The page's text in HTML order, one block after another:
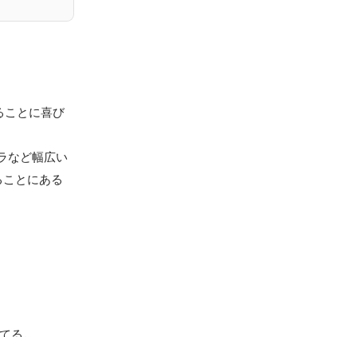
ことに喜び
など幅広い
とにある
る。